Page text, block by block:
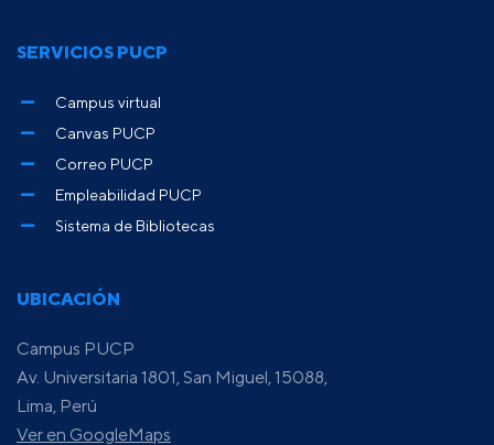
UBICACIÓN
Campus PUCP
Av. Universitaria 1801, San Miguel, 15088,
Lima, Perú
Ver en GoogleMaps
SERVICIOS PUCP
Campus virtual
Canvas PUCP
Correo PUCP
Empleabilidad PUCP
Sistema de Bibliotecas